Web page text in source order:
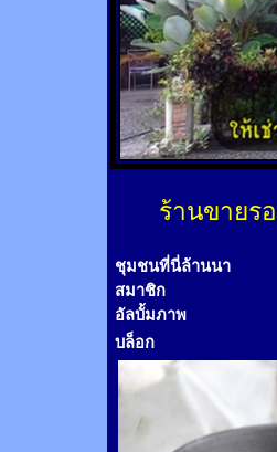
ร้านขายร
ชุมชนที่นี่ล้านนา
สมาชิก
อัลบั้มภาพ
บล็อก